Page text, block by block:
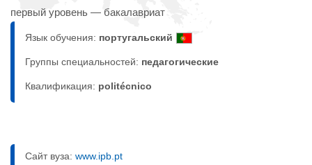
первый уровень — бакалавриат
Язык обучения: португальский
Группы специальностей: педагогические
Квалификация: politécnico
Сайт вуза: www.ipb.pt